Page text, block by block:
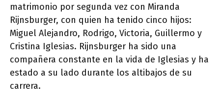
matrimonio por segunda vez con Miranda
Rijnsburger, con quien ha tenido cinco hijos:
Miguel Alejandro, Rodrigo, Victoria, Guillermo y
Cristina Iglesias. Rijnsburger ha sido una
compañera constante en la vida de Iglesias y ha
estado a su lado durante los altibajos de su
carrera.